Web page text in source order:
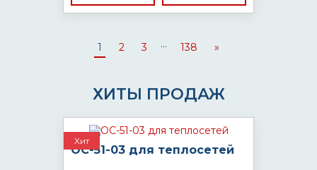
1 2 3 ... 138 »
ХИТЫ ПРОДАЖ
Хит
ОС-51-03 для теплосетей